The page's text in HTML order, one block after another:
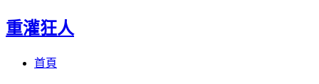
重灌狂人
首頁